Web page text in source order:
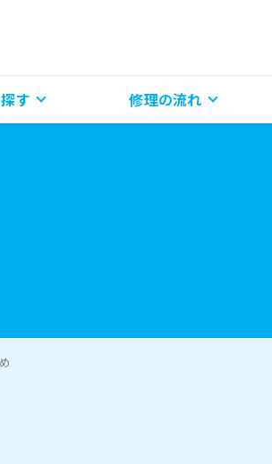
す 修理の流れ